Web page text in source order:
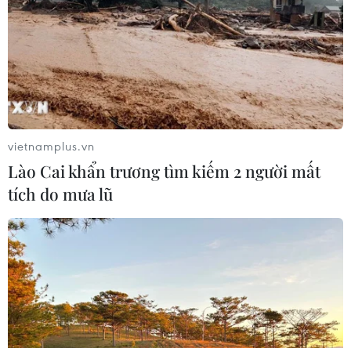
04/08/2026 14:09
Việt Nam-Lào đẩy mạnh hợp tác về lý
luận và chính trị
04/08/2026 13:39
Bộ trưởng Bộ Công an Lương Tam
Quang tiếp Quốc vụ khanh Bộ Nội vụ
Campuchia
04/08/2026 13:35
Tổng Bí thư, Chủ tịch nước
tiếp Đại sứ, Đại biện các nước ASEAN
04/08/2026 12:58
vietnamplus.vn
Lào Cai khẩn trương tìm kiếm 2 người mất
tích do mưa lũ